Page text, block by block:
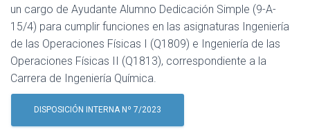
un cargo de Ayudante Alumno Dedicación Simple (9-A-
15/4) para cumplir funciones en las asignaturas Ingeniería
de las Operaciones Físicas I (Q1809) e Ingeniería de las
Operaciones Físicas II (Q1813), correspondiente a la
Carrera de Ingeniería Química.
DISPOSICIÓN INTERNA Nº 7/2023